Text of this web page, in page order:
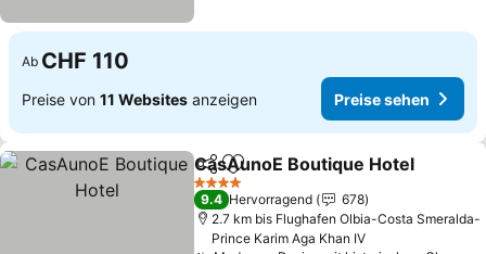
Ab CHF 110
Preise von 11 Websites anzeigen Preise sehen
TeilenZu Favoriten hinzufügen
CasAunoE Boutique Hotel
4 Sterne
9.4 Hervorragend
678
2.7 km bis Flughafen Olbia-Costa Smeralda-
Prince Karim Aga Khan IV